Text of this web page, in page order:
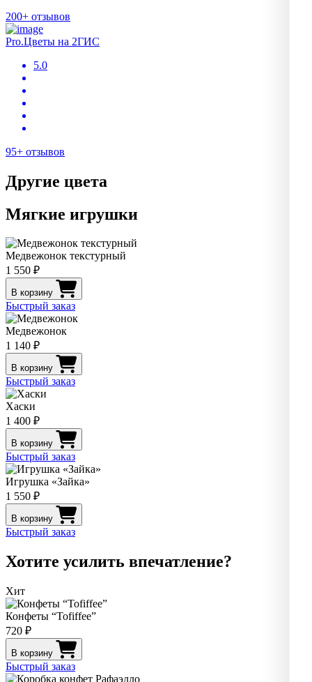
200+ отзывов
Pro.Цветы на 2ГИС
5.0
95+ отзывов
Другие цвета
Мягкие игрушки
Медвежонок текстурный
1 550 ₽
В корзину
Быстрый заказ
Медвежонок
1 140 ₽
В корзину
Быстрый заказ
Хаски
1 400 ₽
В корзину
Быстрый заказ
Игрушка «Зайка»
1 550 ₽
В корзину
Быстрый заказ
Хотите усилить впечатление?
Хит
Конфеты “Tofiffee”
720 ₽
В корзину
Быстрый заказ